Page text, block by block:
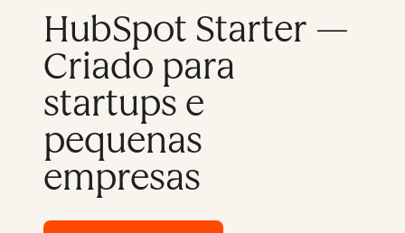
HubSpot Starter —
Criado para
startups e
pequenas
empresas